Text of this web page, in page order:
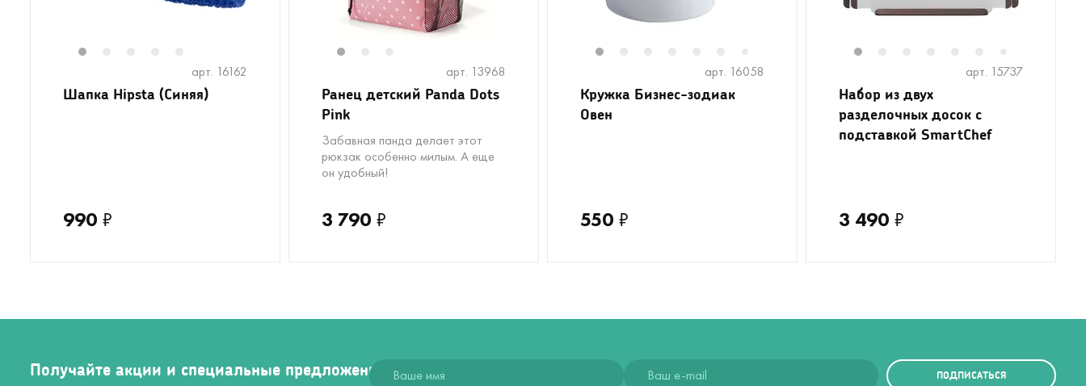
арт. 16162
Шапка Hipsta (Синяя)
990 ₽
арт. 13968
Ранец детский Panda Dots
Pink
Забавная панда делает этот
рюкзак особенно милым. А еще
он удобный!
3 790 ₽
арт. 16058
Кружка Бизнес-зодиак
Овен
550 ₽
арт. 15737
Набор из двух
разделочных досок с
подставкой SmartChef
3 490 ₽
Получайте акции и специальные предложения ПОДПИСАТЬСЯ